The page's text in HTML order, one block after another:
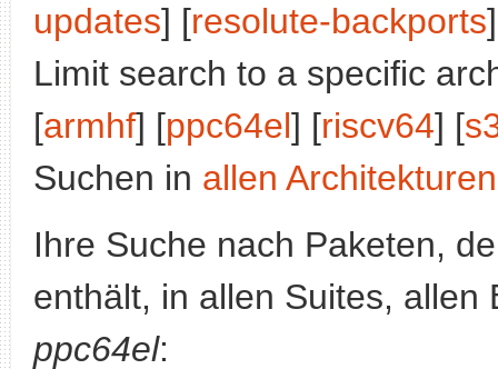
updates] [resolute-backports
Limit search to a specific
[armhf] [ppc64el] [riscv64] [
Suchen in allen Architekturen
Ihre Suche nach Paketen,
enthält, in allen Suites, allen
ppc64el: